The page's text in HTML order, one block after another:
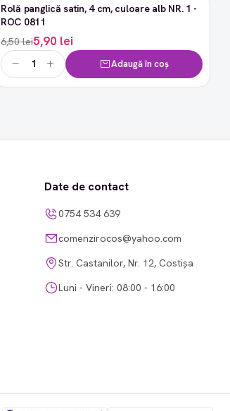
-9%
Rolă panglică satin, 4 cm, culoare alb NR. 1 -
ROC 0811
6,50 lei5,90 lei
Adaugă în coș
Date de contact
0754 534 639
comenzirocos@yahoo.com
Str. Castanilor, Nr. 12, Costișa
Luni - Vineri: 08:00 - 16:00